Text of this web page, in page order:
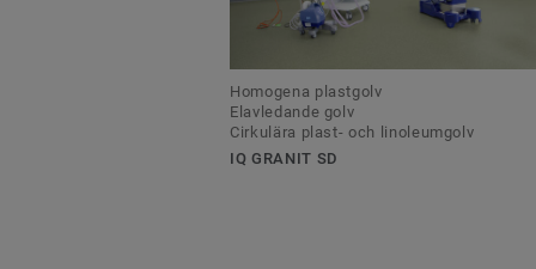
Homogena plastgolv
Elavledande golv
Cirkulära plast- och linoleumgolv
IQ GRANIT SD